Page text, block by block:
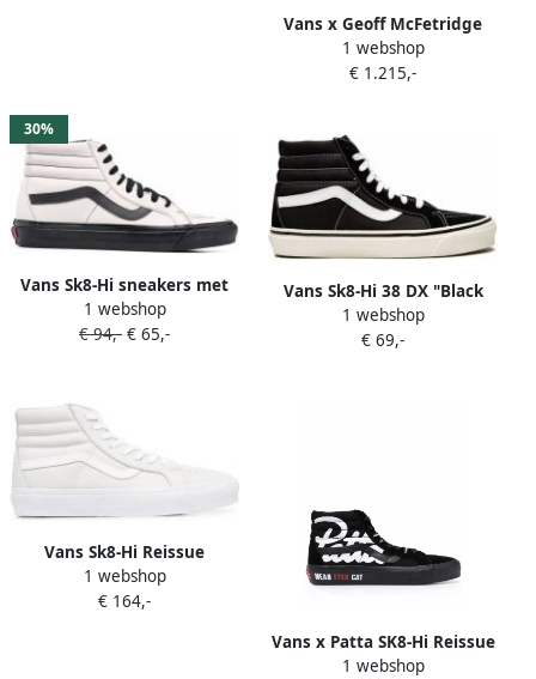
Vans x Geoff McFetridge
Sk8-Hi LX sneakers Blauw
1 webshop
€ 1.215,-
30%
Vans Sk8-Hi sneakers met
vlakken Wit
1 webshop
€ 94,- € 65,-
Vans Sk8-Hi 38 DX "Black
White" sneakers Zwart
1 webshop
€ 69,-
Vans Sk8-Hi Reissue
sneakers Wit
1 webshop
€ 164,-
Vans x Patta SK8-Hi Reissue
VLT LX sneakers Zwart
1 webshop